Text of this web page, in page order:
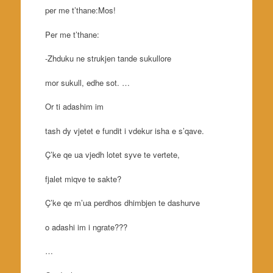
per me t’thane:Mos!
Per me t’thane:
-Zhduku ne strukjen tande sukullore
mor sukull, edhe sot. …
Or ti adashim im
tash dy vjetet e fundit i vdekur isha e s’qave.
Ç’ke qe ua vjedh lotet syve te vertete,
fjalet miqve te sakte?
Ç’ke qe m’ua perdhos dhimbjen te dashurve
o adashi im i ngrate???
…